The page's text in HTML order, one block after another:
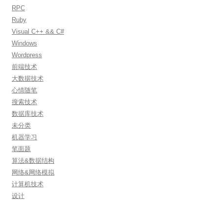
RPC
Ruby
Visual C++ && C#
Windows
Wordpress
前端技术
大数据技术
心情随笔
搜索技术
数据库技术
未分类
机器学习
笔面题
算法&数据结构
网络&网络模拟
计算机技术
设计